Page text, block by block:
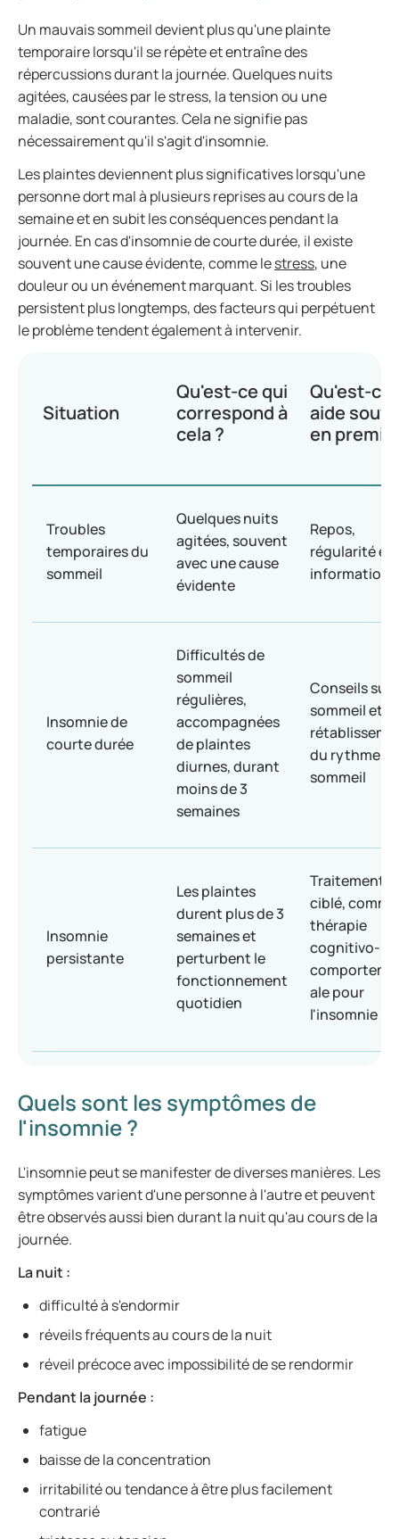
Un mauvais sommeil devient plus qu'une plainte
temporaire lorsqu'il se répète et entraîne des
répercussions durant la journée. Quelques nuits
agitées, causées par le stress, la tension ou une
maladie, sont courantes. Cela ne signifie pas
nécessairement qu'il s'agit d'insomnie.
Les plaintes deviennent plus significatives lorsqu'une
personne dort mal à plusieurs reprises au cours de la
semaine et en subit les conséquences pendant la
journée. En cas d'insomnie de courte durée, il existe
souvent une cause évidente, comme lestress, une
douleur ou un événement marquant. Si les troubles
persistent plus longtemps, des facteurs qui perpétuent
le problème tendent également à intervenir.
Situation
Qu'est-ce qui
correspond à
cela ?
Qu'est-ce
aide
en
Troubles
temporaires du
sommeil
Quelques nuits
agitées, souvent
avec une cause
évidente
Repos,
régularité et
information
Insomnie de
courte durée
Difficultés de
sommeil
régulières,
accompagnées
de plaintes
diurnes, durant
moins de 3
semaines
Conseils sur
sommeil et
du rythme de
sommeil
Insomnie
persistante
Les plaintes
durent plus de 3
semaines et
perturbent le
fonctionnement
quotidien
Traitement
ciblé,
thérapie
cognitivo-
ale pour
l'insomnie
Quels sont les symptômes de
l'insomnie ?
L'insomnie peut se manifester de diverses manières. Les
symptômes varient d'une personne à l'autre et peuvent
être observés aussi bien durant la nuit qu'au cours de la
journée.
La nuit :
difficulté à s'endormir
réveils fréquents au cours de la nuit
réveil précoce avec impossibilité de se rendormir
Pendant la journée :
fatigue
baisse de la concentration
irritabilité ou tendance à être plus facilement
contrarié